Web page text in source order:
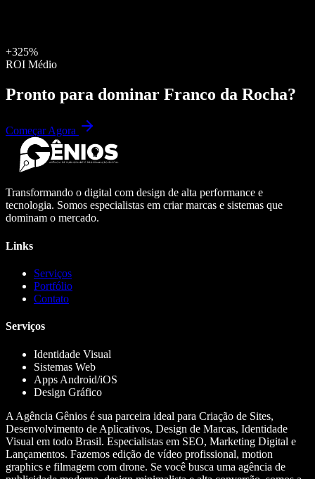
+325%
ROI Médio
Pronto para dominar Franco da Rocha?
Começar Agora
Transformando o digital com design de alta performance e
tecnologia. Somos especialistas em criar marcas e sistemas que
dominam o mercado.
Links
Serviços
Portfólio
Contato
Serviços
Identidade Visual
Sistemas Web
Apps Android/iOS
Design Gráfico
A Agência Gênios é sua parceira ideal para Criação de Sites,
Desenvolvimento de Aplicativos, Design de Marcas, Identidade
Visual em todo Brasil. Especialistas em SEO, Marketing Digital e
Lançamentos. Fazemos edição de vídeo profissional, motion
graphics e filmagem com drone. Se você busca uma agência de